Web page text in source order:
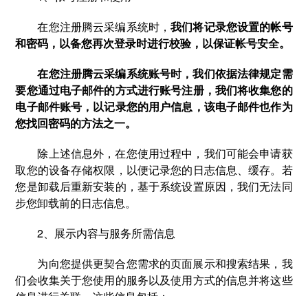
在您注册腾云采编系统时，我们将记录您设置的帐号
和密码，以备您再次登录时进行校验，以保证帐号安全。
在您注册腾云采编系统账号时，我们依据法律规定需
要您通过电子邮件的方式进行账号注册，我们将收集您的
电子邮件账号，以记录您的用户信息，该电子邮件也作为
您找回密码的方法之一。
除上述信息外，在您使用过程中，我们可能会申请获
取您的设备存储权限，以便记录您的日志信息、缓存。若
您是卸载后重新安装的，基于系统设置原因，我们无法同
步您卸载前的日志信息。
2、展示内容与服务所需信息
为向您提供更契合您需求的页面展示和搜索结果，我
们会收集关于您使用的服务以及使用方式的信息并将这些